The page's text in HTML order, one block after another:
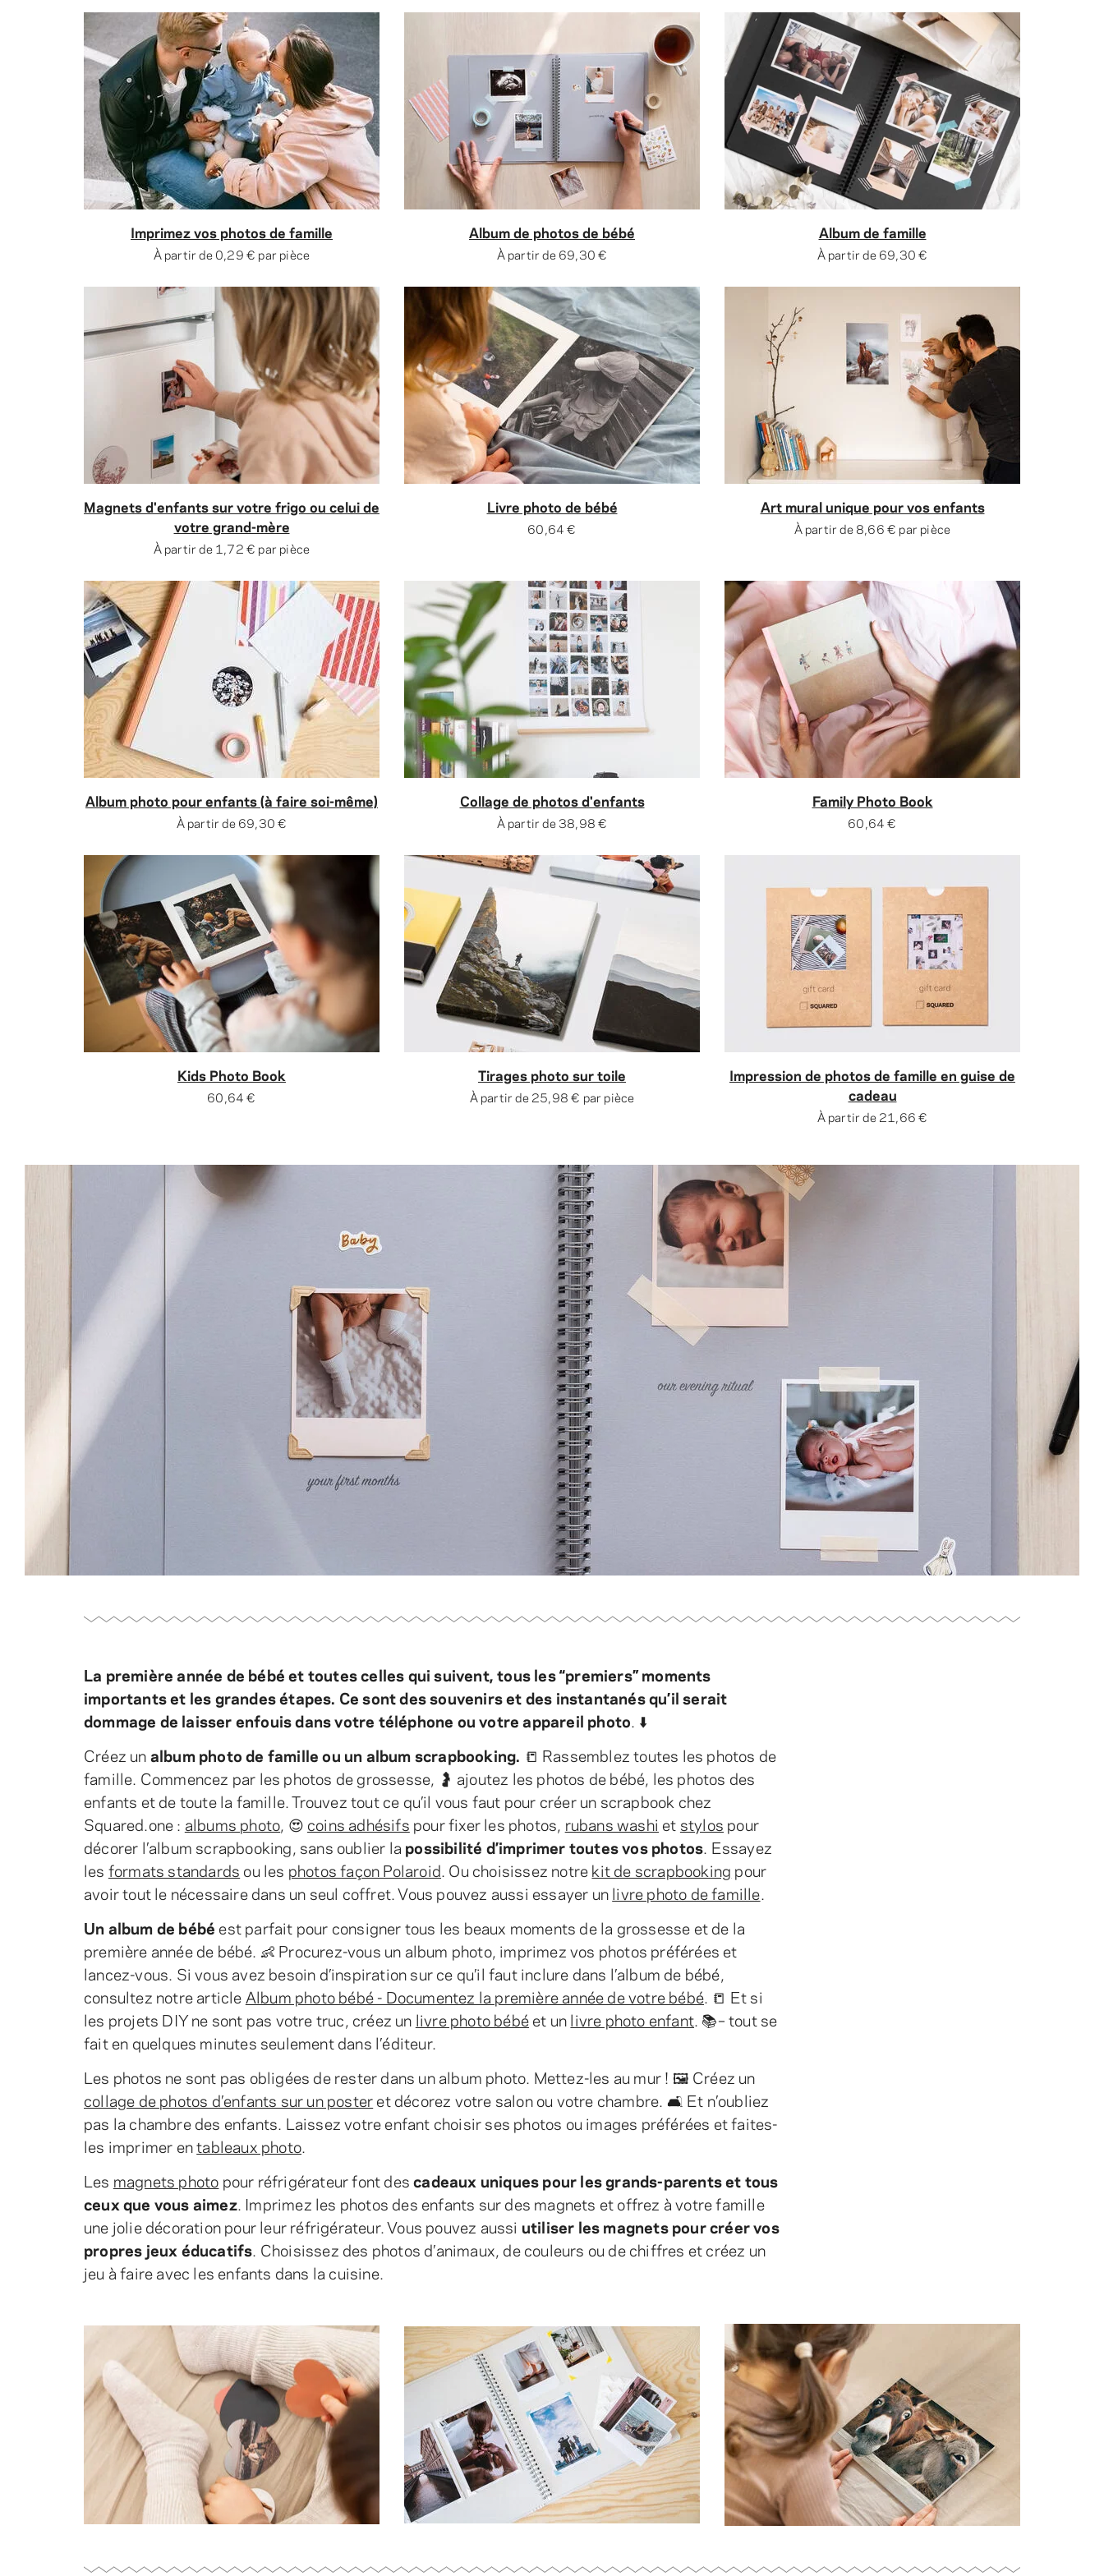
Imprimez vos photos de famille
À partir de0,29 € par pièce
Album de photos de bébé
À partir de69,30 €
Album de famille
À partir de69,30 €
Magnets d'enfants sur votre frigo ou celui de
votre grand-mère
À partir de1,72 € par pièce
Livre photo de bébé
60,64 €
Art mural unique pour vos enfants
À partir de8,66 € par pièce
Album photo pour enfants (à faire soi-même)
À partir de69,30 €
Collage de photos d'enfants
À partir de38,98 €
Family Photo Book
60,64 €
Kids Photo Book
60,64 €
Tirages photo sur toile
À partir de25,98 € par pièce
Impression de photos de famille en guise de
cadeau
À partir de21,66 €
La première année de bébé et toutes celles qui suivent, tous les “premiers” moments
importants et les grandes étapes. Ce sont des souvenirs et des instantanés qu’il serait
dommage de laisser enfouis dans votre téléphone ou votre appareil photo. ⬇️
Créez unalbum photo de famille ou un album scrapbooking. 📒 Rassemblez toutes les photos de
famille. Commencez par les photos de grossesse, 🤰 ajoutez les photos de bébé, les photos des
enfants et de toute la famille. Trouvez tout ce qu’il vous faut pour créer un scrapbook chez
Squared.one : albums photo, 😍 coins adhésifs pour fixer les photos, rubans washi et stylos pour
décorer l’album scrapbooking, sans oublier la possibilité d’imprimer toutes vos photos. Essayez
les formats standards ou les photos façon Polaroid. Ou choisissez notrekit de scrapbooking pour
avoir tout le nécessaire dans un seul coffret. Vous pouvez aussi essayer unlivre photo de famille.
Un album de bébé est parfait pour consigner tous les beaux moments de la grossesse et de la
première année de bébé. 👶 Procurez-vous un album photo, imprimez vos photos préférées et
lancez-vous. Si vous avez besoin d’inspiration sur ce qu’il faut inclure dans l’album de bébé,
consultez notre article Album photo bébé - Documentez la première année de votre bébé. 📒 Et si
les projets DIY ne sont pas votre truc, créez un livre photo bébéet unlivre photo enfant. 📚– tout se
fait en quelques minutes seulement dans l’éditeur.
Les photos ne sont pas obligées de rester dans un album photo. Mettez-les au mur ! 🖼 Créez un
collage de photos d’enfants sur un posteret décorez votre salon ou votre chambre. 🛋 Et n’oubliez
pas la chambre des enfants. Laissez votre enfant choisir ses photos ou images préférées et faites-
les imprimer entableaux photo.
Les magnets photo pour réfrigérateur font descadeaux uniques pour les grands-parents et tous
ceux que vous aimez. Imprimez les photos des enfants sur des magnets et offrez à votre famille
une jolie décoration pour leur réfrigérateur. Vous pouvez aussi utiliser les magnets pour créer vos
propres jeux éducatifs. Choisissez des photos d’animaux, de couleurs ou de chiffres et créez un
jeu à faire avec les enfants dans la cuisine.